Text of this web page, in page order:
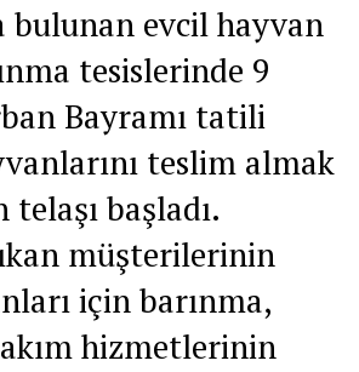
bulunan evcil hayvan
tesislerinde 9
Bayramı tatili
teslim almak
başladı.
müşterilerinin
için barınma,
hizmetlerinin